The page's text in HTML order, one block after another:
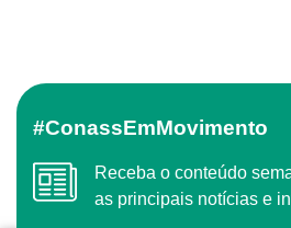
#ConassEmMovimento
Receba o conteúdo semanal do Conass com
as principais notícias e